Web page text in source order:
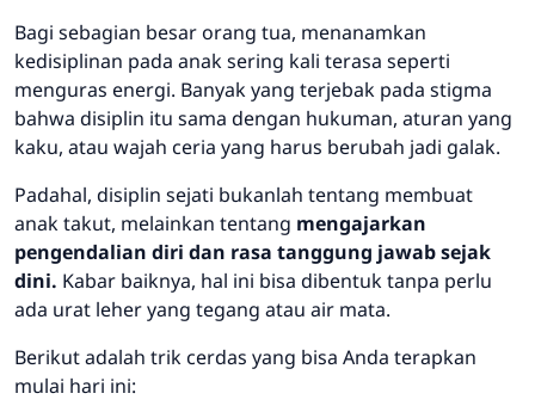
Bagi sebagian besar orang tua, menanamkan
kedisiplinan pada anak sering kali terasa seperti
menguras energi. Banyak yang terjebak pada stigma
bahwa disiplin itu sama dengan hukuman, aturan yang
kaku, atau wajah ceria yang harus berubah jadi galak.
Padahal, disiplin sejati bukanlah tentang membuat
anak takut, melainkan tentang mengajarkan
pengendalian diri dan rasa tanggung jawab sejak
dini. Kabar baiknya, hal ini bisa dibentuk tanpa perlu
ada urat leher yang tegang atau air mata.
Berikut adalah trik cerdas yang bisa Anda terapkan
mulai hari ini: